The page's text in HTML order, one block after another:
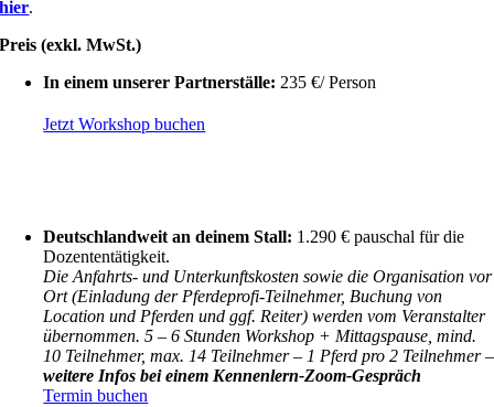
hier.
Preis (exkl. MwSt.)
In einem unserer Partnerställe: 235 €/ Person
Jetzt Workshop buchen
Deutschlandweit an deinem Stall: 1.290 € pauschal für die
Dozententätigkeit.
Die Anfahrts- und Unterkunftskosten sowie die Organisation vor
Ort (Einladung der Pferdeprofi-Teilnehmer, Buchung von
Location und Pferden und ggf. Reiter) werden vom Veranstalter
übernommen. 5 – 6 Stunden Workshop + Mittagspause, mind.
10 Teilnehmer, max. 14 Teilnehmer – 1 Pferd pro 2 Teilnehmer –
weitere Infos bei einem Kennenlern-Zoom-Gespräch
Termin buchen